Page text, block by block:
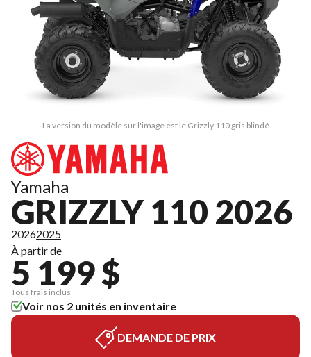
La version du modèle sur l'image est le Grizzly 110 gris blindé
Yamaha
GRIZZLY 110 2026
20262025
À partir de
5 199 $
Tous frais inclus
Voir nos 2 unités en inventaire
DEMANDE DE PRIX